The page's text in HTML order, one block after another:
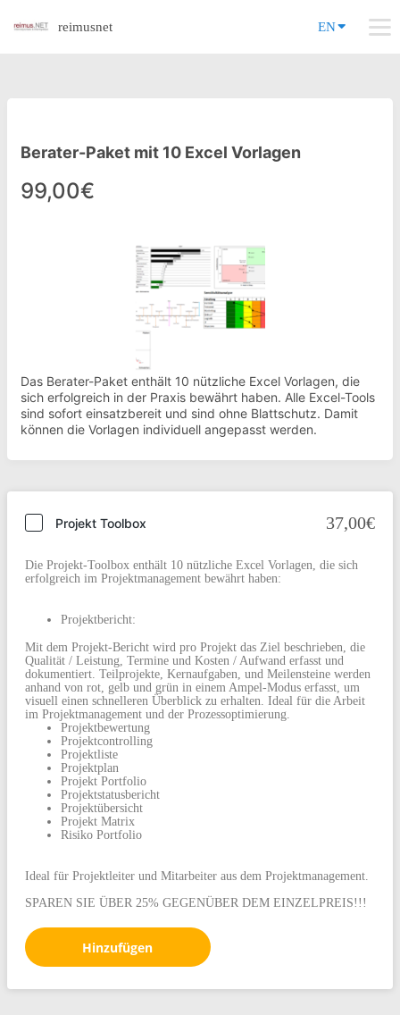
reimusnet EN
Berater-Paket mit 10 Excel Vorlagen
99,00€
Das Berater-Paket enthält 10 nützliche Excel Vorlagen, die
sich erfolgreich in der Praxis bewährt haben. Alle Excel-Tools
sind sofort einsatzbereit und sind ohne Blattschutz. Damit
können die Vorlagen individuell angepasst werden.
Projekt Toolbox 37,00€
Die Projekt-Toolbox enthält 10 nützliche Excel Vorlagen, die sich
erfolgreich im Projektmanagement bewährt haben:
Projektbericht:
Mit dem Projekt-Bericht wird pro Projekt das Ziel beschrieben, die
Qualität / Leistung, Termine und Kosten / Aufwand erfasst und
dokumentiert. Teilprojekte, Kernaufgaben, und Meilensteine werden
anhand von rot, gelb und grün in einem Ampel-Modus erfasst, um
visuell einen schnelleren Überblick zu erhalten. Ideal für die Arbeit
im Projektmanagement und der Prozessoptimierung.
Projektbewertung
Projektcontrolling
Projektliste
Projektplan
Projekt Portfolio
Projektstatusbericht
Projektübersicht
Projekt Matrix
Risiko Portfolio
Ideal für Projektleiter und Mitarbeiter aus dem Projektmanagement.
SPAREN SIE ÜBER 25% GEGENÜBER DEM EINZELPREIS!!!
Hinzufügen